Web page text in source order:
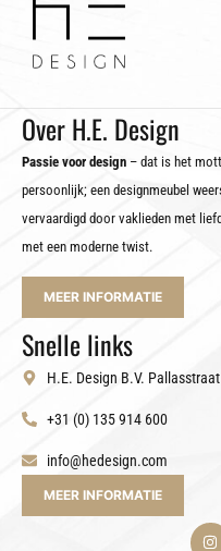
Over H.E. Design
Passie voor design – dat is het
persoonlijk; een designmeubel
vervaardigd door vaklieden met
met een moderne twist.
MEER INFORMATIE
Snelle links
H.E. Design B.V.
+31 (0) 135 914 600
info@hedesign.com
MEER INFORMATIE